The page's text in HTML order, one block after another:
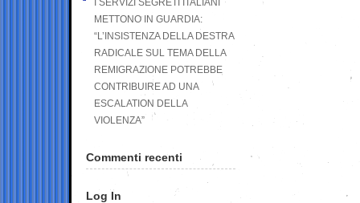
I SERVIZI SEGRETI ITALIANI
METTONO IN GUARDIA:
“L’INSISTENZA DELLA DESTRA
RADICALE SUL TEMA DELLA
REMIGRAZIONE POTREBBE
CONTRIBUIRE AD UNA
ESCALATION DELLA
VIOLENZA”
Commenti recenti
Log In